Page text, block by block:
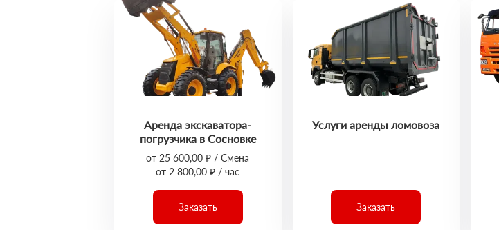
Аренда экскаватора-
погрузчика в Сосновке
от 25 600,00 ₽ / Смена
от 2 800,00 ₽ / час
Заказать
Услуги аренды ломовоза
Заказать